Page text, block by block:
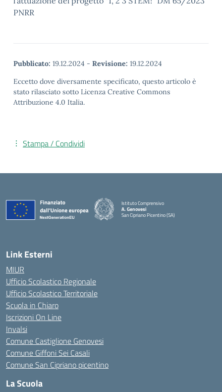
PNRR
Pubblicato: 19.12.2024 - Revisione: 19.12.2024
Eccetto dove diversamente specificato, questo articolo è
stato rilasciato sotto Licenza Creative Commons
Attribuzione 4.0 Italia.
Stampa / Condividi
Istituto Comprensivo
A. Genovesi
San Cipriano Picentino (SA)
— Visita la pagina iniziale della scuola
Link Esterni
MIUR
Ufficio Scolastico Regionale
Ufficio Scolastico Territoriale
Scuola in Chiaro
Iscrizioni On Line
Invalsi
Comune Castiglione Genovesi
Comune Giffoni Sei Casali
Comune San Cipriano picentino
La Scuola